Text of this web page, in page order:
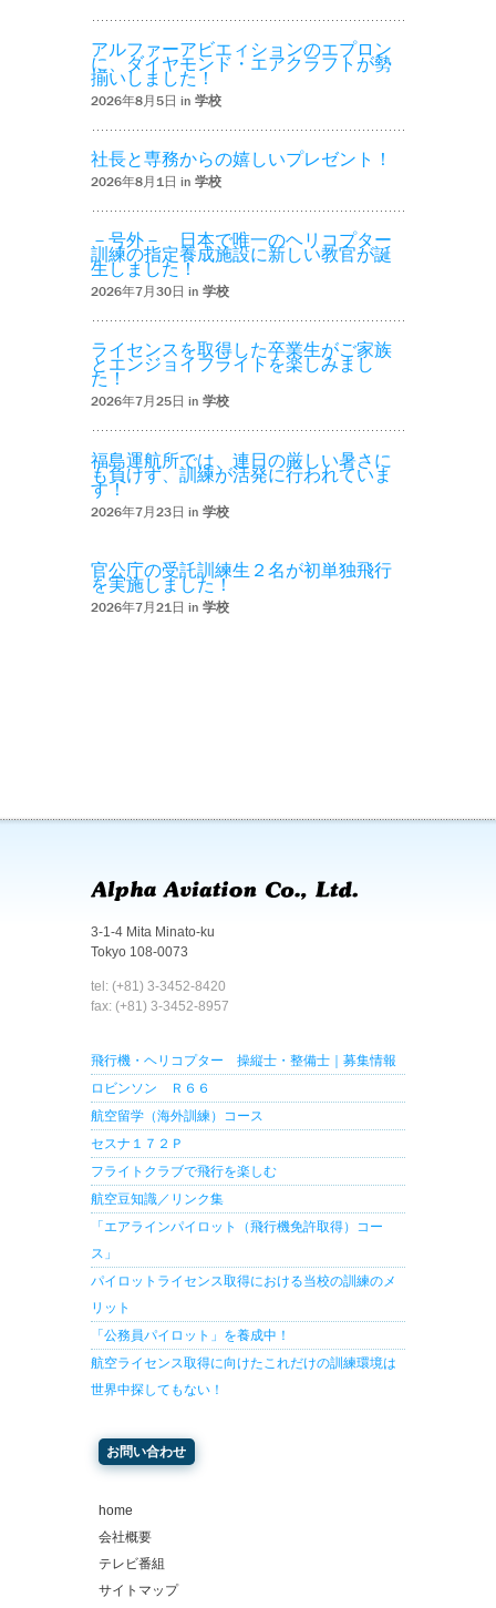
アルファーアビエィションのエプロン
に、ダイヤモンド・エアクラフトが勢
揃いしました！
2026年8月5日 in 学校
社長と専務からの嬉しいプレゼント！
2026年8月1日 in 学校
－号外－ 日本で唯一のヘリコプター
訓練の指定養成施設に新しい教官が誕
生しました！
2026年7月30日 in 学校
ライセンスを取得した卒業生がご家族
とエンジョイフライトを楽しみまし
た！
2026年7月25日 in 学校
福島運航所では、連日の厳しい暑さに
も負けず、訓練が活発に行われていま
す！
2026年7月23日 in 学校
官公庁の受託訓練生２名が初単独飛行
を実施しました！
2026年7月21日 in 学校
3-1-4 Mita Minato-ku
Tokyo 108-0073
tel: (+81) 3-3452-8420
fax: (+81) 3-3452-8957
飛行機・ヘリコプター 操縦士・整備士｜募集情報
ロビンソン Ｒ６６
航空留学（海外訓練）コース
セスナ１７２Ｐ
フライトクラブで飛行を楽しむ
航空豆知識／リンク集
「エアラインパイロット（飛行機免許取得）コー
ス」
パイロットライセンス取得における当校の訓練のメ
リット
「公務員パイロット」を養成中！
航空ライセンス取得に向けたこれだけの訓練環境は
世界中探してもない！
お問い合わせ
home
会社概要
テレビ番組
サイトマップ